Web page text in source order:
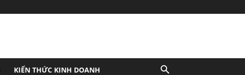
KIẾN THỨC KINH DOANH